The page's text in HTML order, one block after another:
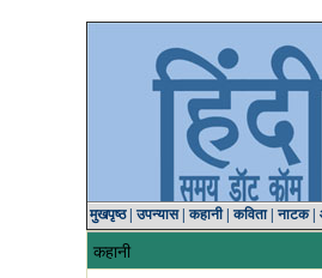
मुखपृष्ठ| उपन्यास| कहानी| कविता| नाटक|
कहानी